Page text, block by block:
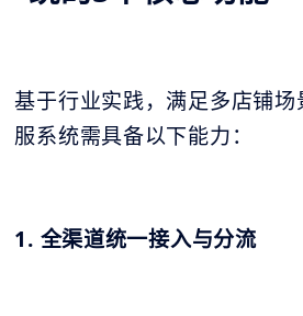
基于行业实践，满足多店铺
服系统需具备以下能力：
1. 全渠道统一接入与分流